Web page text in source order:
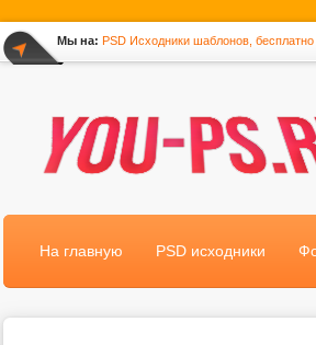
Мы на: PSD Исходники шаблонов, бесплатно
На главную PSD исходники